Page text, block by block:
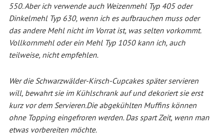
550. Aber ich verwende auch Weizenmehl Typ 405 oder
Dinkelmehl Typ 630, wenn ich es aufbrauchen muss oder
das andere Mehl nicht im Vorrat ist, was selten vorkommt.
Vollkornmehl oder ein Mehl Typ 1050 kann ich, auch
teilweise, nicht empfehlen.
Wer die Schwarzwälder-Kirsch-Cupcakes später servieren
will, bewahrt sie im Kühlschrank auf und dekoriert sie erst
kurz vor dem Servieren.Die abgekühlten Muffins können
ohne Topping eingefroren werden. Das spart Zeit, wenn man
etwas vorbereiten möchte.